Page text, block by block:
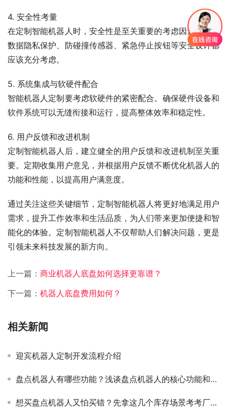
4. 安全性考量
在定制智能机器人时，安全性是至关重要的考虑因素。包括
数据隐私保护、防碰撞传感器、紧急停止按钮等安全设计都
应该充分考虑。
5. 系统集成与软硬件配合
智能机器人定制要考虑软硬件的紧密配合。确保硬件设备和
软件系统可以无缝衔接和运行，提高整体效率和稳定性。
6. 用户反馈和改进机制
定制智能机器人后，建立健全的用户反馈和改进机制至关重
要。定期收集用户意见，并根据用户反馈不断优化机器人的
功能和性能，以提高用户满意度。
通过关注这些关键细节，定制智能机器人将更好地满足用户
需求，提升工作效率和生活品质，为人们带来更加便捷和智
能化的体验。定制智能机器人不仅帮助人们解决问题，更是
引领未来科技发展的新方向。
上一篇： 商业机器人底盘如何选择更靠谱？
下一篇： 机器人底盘费用如何？
相关新闻
迎宾机器人定制开发流程介绍
盘点机器人有哪些功能？浅谈盘点机器人的核心功能和应用优势
想买盘点机器人又怕买错？先拿这几个库存场景考考厂家再说